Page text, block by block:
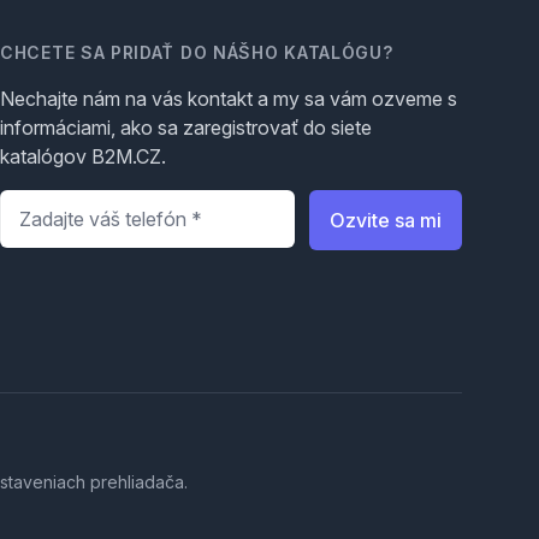
CHCETE SA PRIDAŤ DO NÁŠHO KATALÓGU?
Nechajte nám na vás kontakt a my sa vám ozveme s
informáciami, ako sa zaregistrovať do siete
katalógov B2M.CZ.
Telefón
Ozvite sa mi
prehliadača.